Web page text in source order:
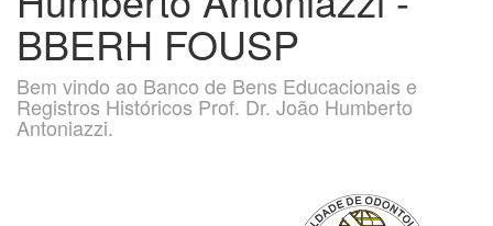
BBERH FOUSP
Bem vindo ao Banco de Bens Educacionais e
Registros Históricos Prof. Dr. João Humberto
Antoniazzi.